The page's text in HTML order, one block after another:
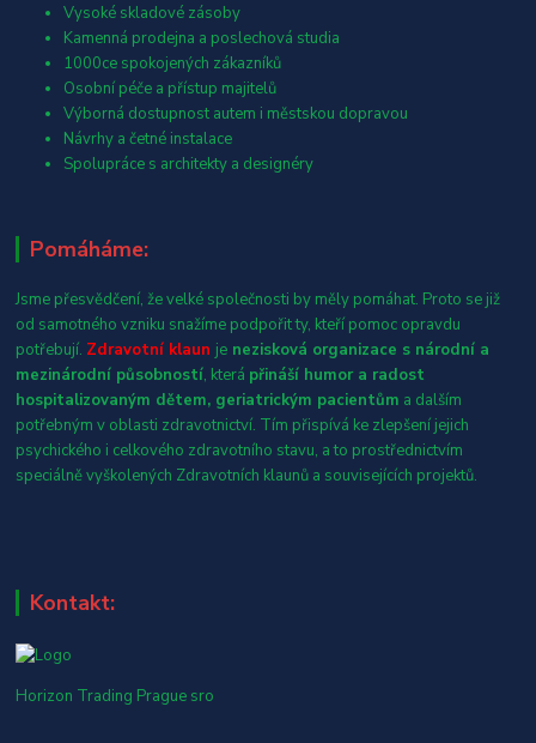
Vysoké skladové zásoby
Kamenná prodejna a poslechová studia
1000ce spokojených zákazníků
Osobní péče a přístup majitelů
Výborná dostupnost autem i městskou dopravou
Návrhy a četné instalace
Spolupráce s architekty a designéry
Pomáháme:
Jsme přesvědčení, že velké společnosti by měly pomáhat. Proto se již
od samotného vzniku snažíme podpořit ty, kteří pomoc opravdu
potřebují. Zdravotní klaun je nezisková organizace s národní a
mezinárodní působností, která přináší humor a radost
hospitalizovaným dětem, geriatrickým pacientům a dalším
potřebným v oblasti zdravotnictví. Tím přispívá ke zlepšení jejich
psychického i celkového zdravotního stavu, a to prostřednictvím
speciálně vyškolených Zdravotních klaunů a souvisejících projektů.
Kontakt:
Horizon Trading Prague sro